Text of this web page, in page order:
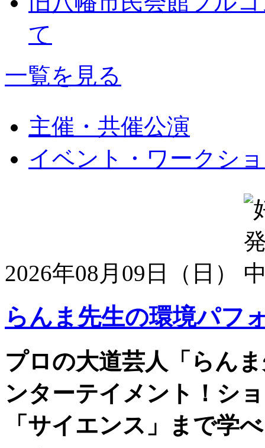
て
一覧を見る
主催・共催公演
イベント・ワークシ
2026年08月09日（日）
らんま先生の環境パフ
プロの大道芸人「らん
ンターテイメント！シ
「サイエンス」まで学